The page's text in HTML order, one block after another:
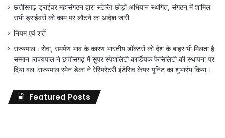
छत्तीसगढ़ ड्राईवर महासंगठन द्वारा स्टेरिंग छोड़ों अभियान स्थगित, संगठन में शामिल
सभी ड्राईवरों को काम पर लौटने का आदेश जारी
नियम एवं शर्ते
राज्यपाल : सेवा, समर्पण भाव के कारण भारतीय डॉक्टरों को देश के बाहर भी मिलता है
सम्मान lराज्यपाल ने छत्तीसगढ़ में सुपर स्पेशलिटी कार्डियक फैसिलिटी की स्थापना पर
दिया बल lराज्यपाल रमेन डेका ने रेस्पिरेटरी इंटेंसिव केयर यूनिट का शुभारंभ किया l
Featured Posts